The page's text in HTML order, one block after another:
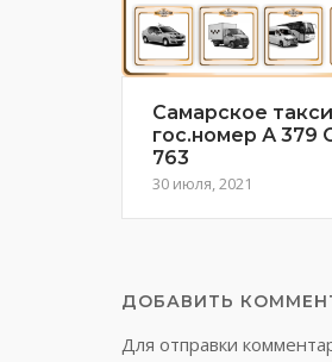
Самарское такси
гос.номер А 379
763
30 июля, 2021
ДОБАВИТЬ
Для отправки